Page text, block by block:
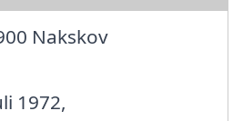
Nakskov
1972,